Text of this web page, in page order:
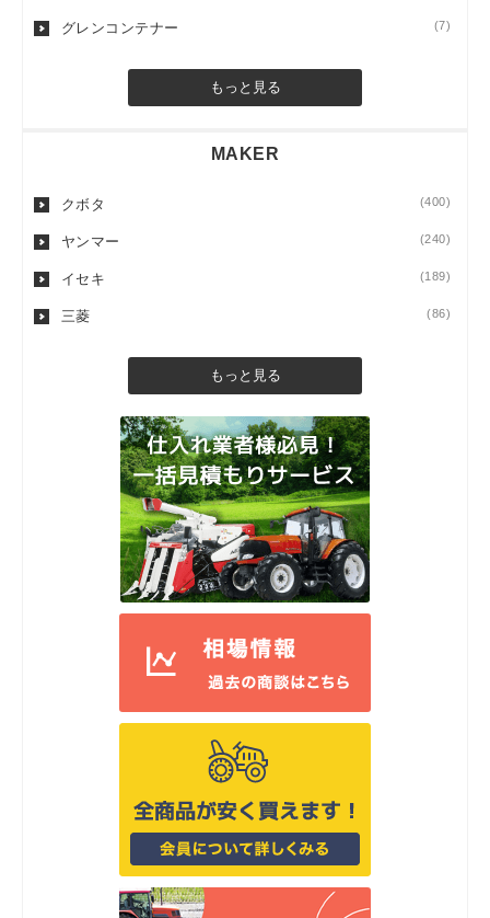
グレンコンテナー (7)
もっと見る
MAKER
クボタ (400)
ヤンマー (240)
イセキ (189)
三菱 (86)
もっと見る